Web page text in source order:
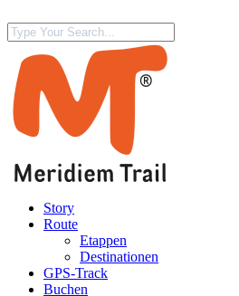
Story
Route
Etappen
Destinationen
GPS-Track
Buchen